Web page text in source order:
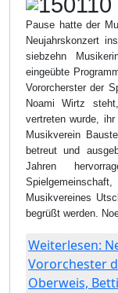
Pause hatte der
Neujahrskonzert
siebzehn
eingeübte
Vororcherster der
Noami Wirtz
vertreten wurde,
Musikverein
betreut und
Jahren
Musikvereines
begrüßt werden.
Weiterlesen:
Vororchester
Oberweis,